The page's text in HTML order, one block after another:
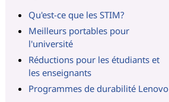
Qu'est-ce que les STIM?
Meilleurs portables pour
l'université
Réductions pour les étudiants et
les enseignants
Programmes de durabilité Lenovo